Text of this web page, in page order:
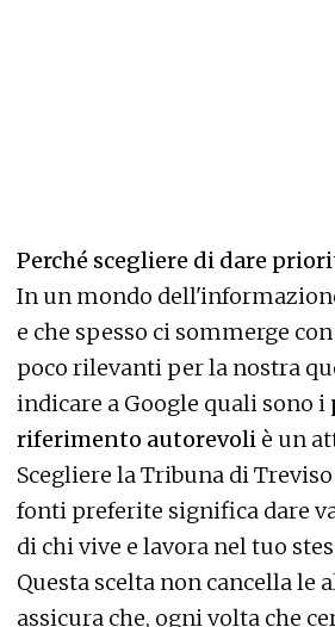
Perché scegliere di dare
In un mondo
e che spesso ci sommerge
poco rilevanti per la nostra
indicare a Google quali sono i
riferimento autorevoli è un
Scegliere la Tribuna di
fonti preferite significa dare
di chi vive e lavora nel tuo
Questa scelta non cancella le
assicura che, ogni volta che